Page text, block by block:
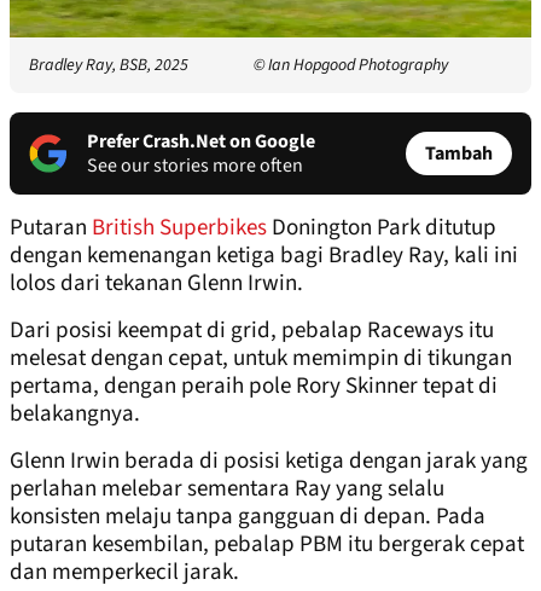
Bradley Ray, BSB, 2025 © Ian Hopgood Photography
Prefer Crash.Net on Google
See our stories more often
Tambah
Putaran British SuperbikesDonington Park ditutup
dengan kemenangan ketiga bagi Bradley Ray, kali ini
lolos dari tekanan Glenn Irwin.
Dari posisi keempat di grid, pebalap Raceways itu
melesat dengan cepat, untuk memimpin di tikungan
pertama, dengan peraih pole Rory Skinner tepat di
belakangnya.
Glenn Irwin berada di posisi ketiga dengan jarak yang
perlahan melebar sementara Ray yang selalu
konsisten melaju tanpa gangguan di depan. Pada
putaran kesembilan, pebalap PBM itu bergerak cepat
dan memperkecil jarak.